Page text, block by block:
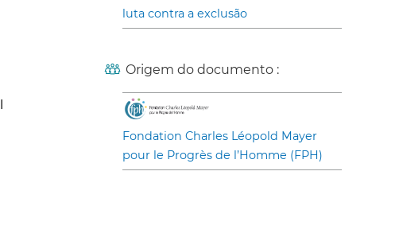
luta contra a exclusão
Origem do documento :
Fondation Charles Léopold Mayer
pour le Progrès de l’Homme (FPH)